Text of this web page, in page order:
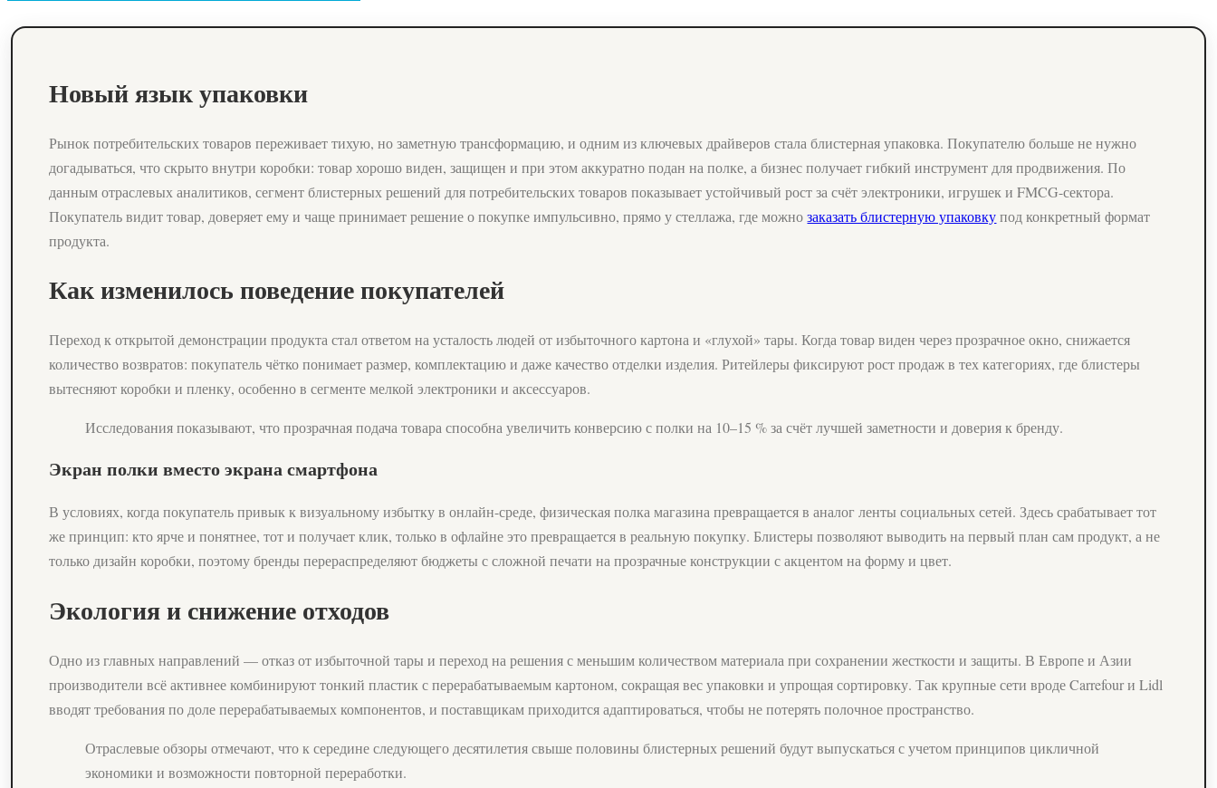
Новый язык упаковки
Рынок потребительских товаров переживает тихую, но заметную трансформацию, и одним из ключевых драйверов стала блистерная упаковка. Покупателю больше не нужно
догадываться, что скрыто внутри коробки: товар хорошо виден, защищен и при этом аккуратно подан на полке, а бизнес получает гибкий инструмент для продвижения. По
данным отраслевых аналитиков, сегмент блистерных решений для потребительских товаров показывает устойчивый рост за счёт электроники, игрушек и FMCG-сектора.
Покупатель видит товар, доверяет ему и чаще принимает решение о покупке импульсивно, прямо у стеллажа, где можнозаказать блистерную упаковкупод конкретный формат
продукта.
Как изменилось поведение покупателей
Переход к открытой демонстрации продукта стал ответом на усталость людей от избыточного картона и «глухой» тары. Когда товар виден через прозрачное окно, снижается
количество возвратов: покупатель чётко понимает размер, комплектацию и даже качество отделки изделия. Ритейлеры фиксируют рост продаж в тех категориях, где блистеры
вытесняют коробки и пленку, особенно в сегменте мелкой электроники и аксессуаров.
Исследования показывают, что прозрачная подача товара способна увеличить конверсию с полки на 10–15 % за счёт лучшей заметности и доверия к бренду.
Экран полки вместо экрана смартфона
В условиях, когда покупатель привык к визуальному избытку в онлайн-среде, физическая полка магазина превращается в аналог ленты социальных сетей. Здесь срабатывает тот
же принцип: кто ярче и понятнее, тот и получает клик, только в офлайне это превращается в реальную покупку. Блистеры позволяют выводить на первый план сам продукт, а не
только дизайн коробки, поэтому бренды перераспределяют бюджеты с сложной печати на прозрачные конструкции с акцентом на форму и цвет.
Экология и снижение отходов
Одно из главных направлений — отказ от избыточной тары и переход на решения с меньшим количеством материала при сохранении жесткости и защиты. В Европе и Азии
производители всё активнее комбинируют тонкий пластик с перерабатываемым картоном, сокращая вес упаковки и упрощая сортировку. Так крупные сети вроде Carrefour и Lidl
вводят требования по доле перерабатываемых компонентов, и поставщикам приходится адаптироваться, чтобы не потерять полочное пространство.
Отраслевые обзоры отмечают, что к середине следующего десятилетия свыше половины блистерных решений будут выпускаться с учетом принципов цикличной
экономики и возможности повторной переработки.